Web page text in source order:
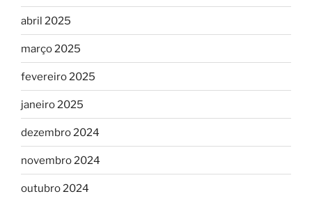
abril 2025
março 2025
fevereiro 2025
janeiro 2025
dezembro 2024
novembro 2024
outubro 2024